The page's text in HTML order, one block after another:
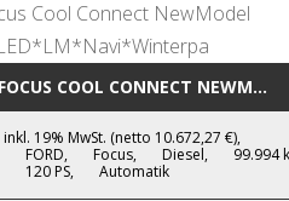
COOL CONNECT
inkl. 19% MwSt. (netto 10.672,27 €),
FORD,
Focus, Diesel,
99.994
120 PS,
Automatik